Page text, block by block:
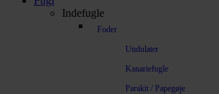
Indefugle
Foder
Undulater
Kanariefugle
Parakit / Papegøje